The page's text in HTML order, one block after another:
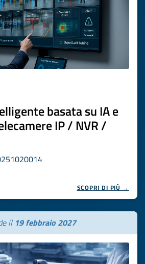
basata su IA e
IP / NVR /
SCOPRI DI PIÙ →
il 19 febbraio 2027